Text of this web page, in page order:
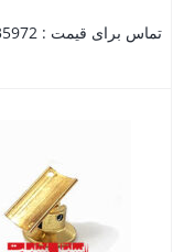
تماس برای قیمت : 09122935972